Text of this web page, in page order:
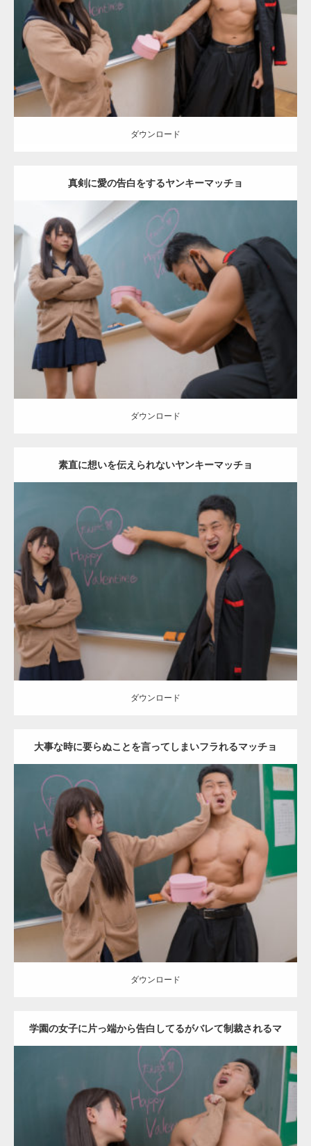
Category: バレンタインのマッチョ(学校) kaichan 外資系筋肉 Kaori
ダウンロード
ダウンロード
真剣に愛の告白をするヤンキーマッチョ
2022.01.28
Category:バレンタインのマッチョ(学校) kaichan 外資系筋肉
ダウンロード
ダウンロード
素直に想いを伝えられないヤンキーマッチョ
Update:2022.01.28
Category:バレンタインのマッチョ(学校) 外資系筋肉 Kaori
ダウンロード
ダウンロード
大事な時に要らぬことを言ってしまいフラれるマッチョ
2022.01.28
Category: バレンタインのマッチョ(学校) kaichan 外資系筋肉
Kaori
殴られマッチョ
ダウンロード
ダウンロード
学園の女子に片っ端から告白してるがバレて制裁されるマ
ッチョ
Update:2022.01.28
バレンタインのマッチョ(学校) 外資系筋肉
Kaori
殴られマッチョ